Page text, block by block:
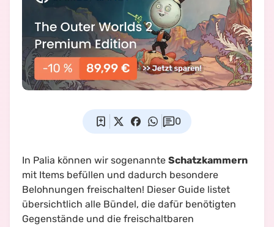
0
In Palia können wir sogenannte Schatzkammern
mit Items befüllen und dadurch besondere
Belohnungen freischalten! Dieser Guide listet
übersichtlich alle Bündel, die dafür benötigten
Gegenstände und die freischaltbaren